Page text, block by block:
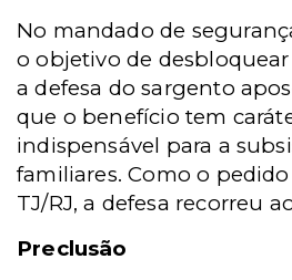
No mandado de
o objetivo de
a defesa do sargento
que o benefício tem
indispensável para a
familiares. Como o
TJ/RJ, a defesa recorreu
Preclusão